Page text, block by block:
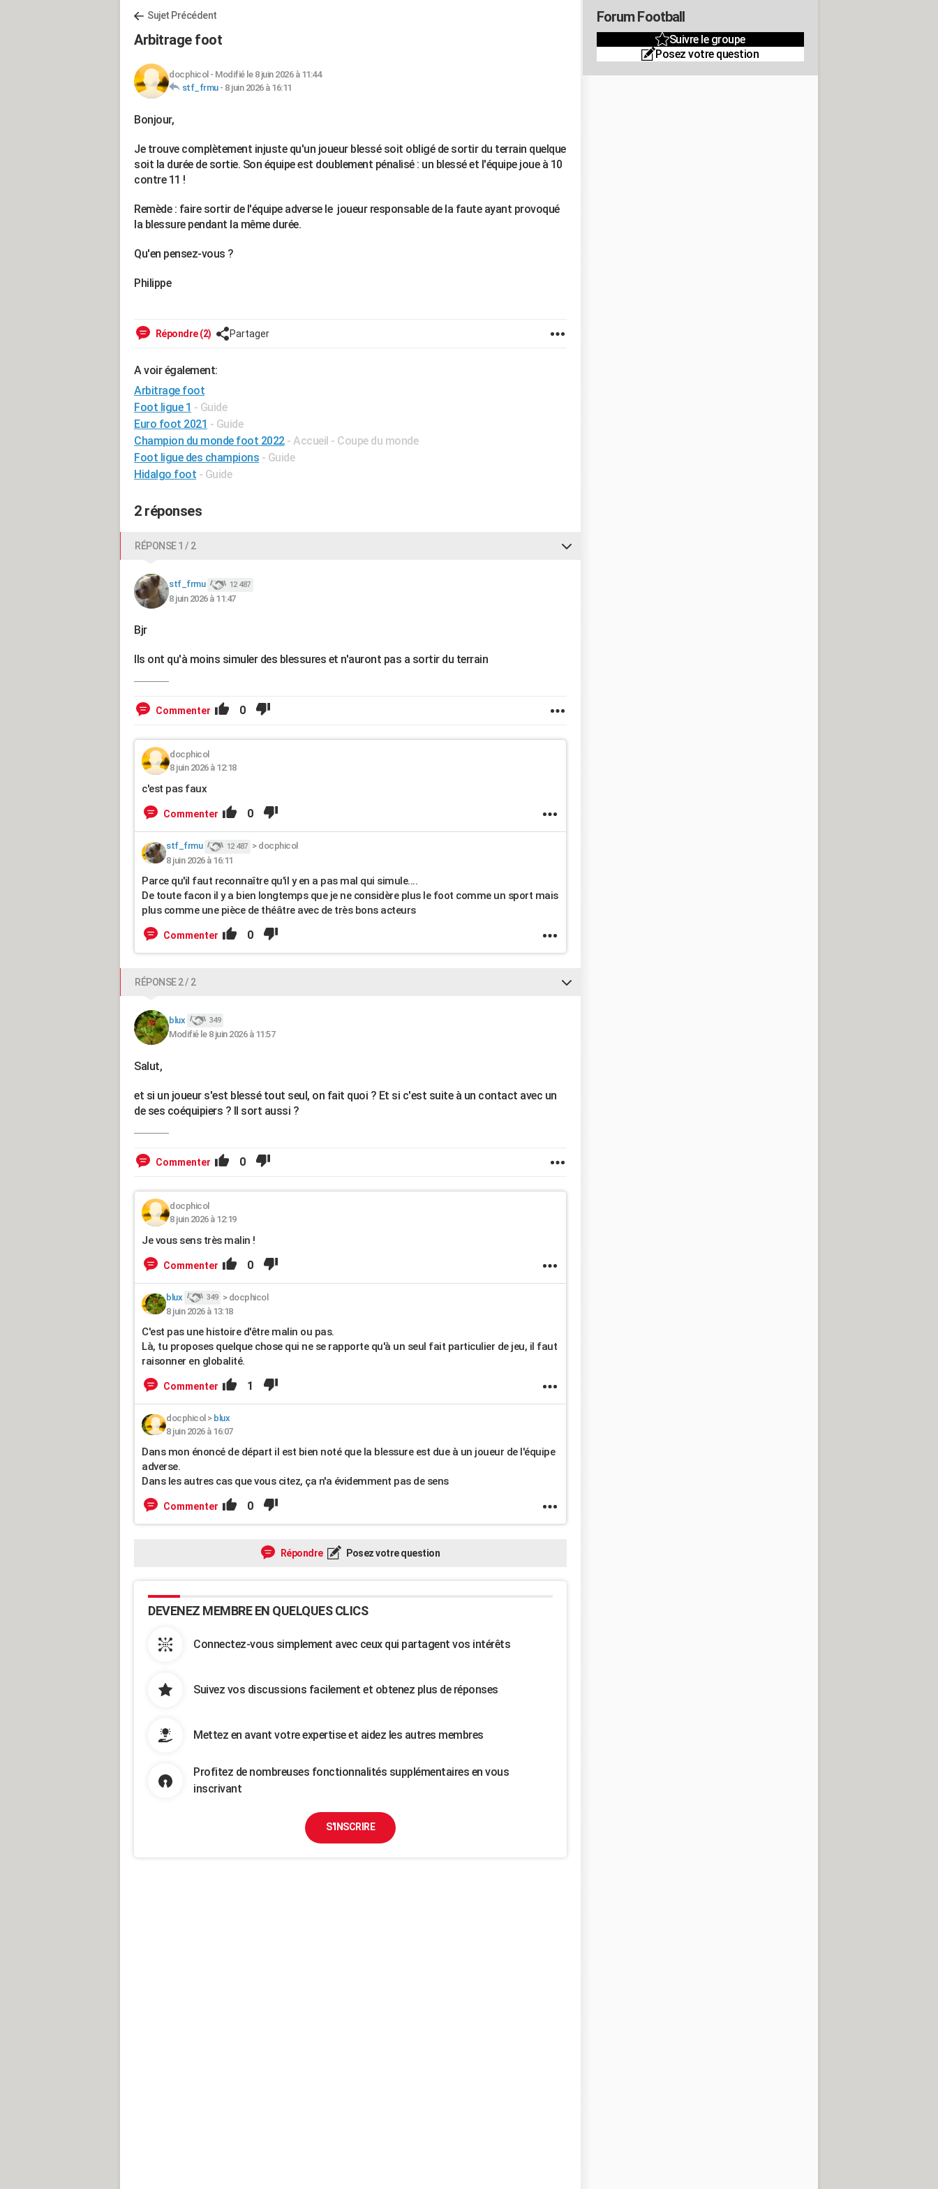
Sujet Précédent
Arbitrage foot
docphicol - Modifié le 8 juin 2026 à 11:44
stf_frmu- 8 juin 2026 à 16:11
Bonjour,
Je trouve complètement injuste qu'un joueur blessé soit obligé de sortir du terrain quelque
soit la durée de sortie. Son équipe est doublement pénalisé : un blessé et l'équipe joue à 10
contre 11 !
Remède : faire sortir de l'équipe adverse le joueur responsable de la faute ayant provoqué
la blessure pendant la même durée.
Qu'en pensez-vous ?
Philippe
Répondre (2) Partager
A voir également:
Arbitrage foot
Foot ligue 1 - Guide
Euro foot 2021 - Guide
Champion du monde foot 2022 - Accueil - Coupe du monde
Foot ligue des champions - Guide
Hidalgo foot - Guide
2 réponses
RÉPONSE 1 / 2
stf_frmu 12 487
8 juin 2026 à 11:47
Bjr
Ils ont qu'à moins simuler des blessures et n'auront pas a sortir du terrain
Commenter 0
docphicol
8 juin 2026 à 12:18
c'est pas faux
Commenter 0
stf_frmu 12 487 > docphicol
8 juin 2026 à 16:11
Parce qu'il faut reconnaître qu'il y en a pas mal qui simule....
De toute facon il y a bien longtemps que je ne considère plus le foot comme un sport mais
plus comme une pièce de théâtre avec de très bons acteurs
Commenter 0
RÉPONSE 2 / 2
blux 349
Modifié le 8 juin 2026 à 11:57
Salut,
et si un joueur s'est blessé tout seul, on fait quoi ? Et si c'est suite à un contact avec un
de ses coéquipiers ? Il sort aussi ?
Commenter 0
docphicol
8 juin 2026 à 12:19
Je vous sens très malin !
Commenter 0
blux 349 > docphicol
8 juin 2026 à 13:18
C'est pas une histoire d'être malin ou pas.
Là, tu proposes quelque chose qui ne se rapporte qu'à un seul fait particulier de jeu, il faut
raisonner en globalité.
Commenter 1
docphicol > blux
8 juin 2026 à 16:07
Dans mon énoncé de départ il est bien noté que la blessure est due à un joueur de l'équipe
adverse.
Dans les autres cas que vous citez, ça n'a évidemment pas de sens
Commenter 0
Répondre Posez votre question
DEVENEZ MEMBRE EN QUELQUES CLICS
Connectez-vous simplement avec ceux qui partagent vos intérêts
Suivez vos discussions facilement et obtenez plus de réponses
Mettez en avant votre expertise et aidez les autres membres
Profitez de nombreuses fonctionnalités supplémentaires en vous
inscrivant
S'INSCRIRE
Forum Football
Suivre le groupe
Posez votre question